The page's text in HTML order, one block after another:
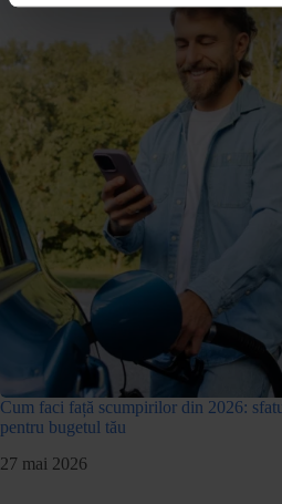
Cum faci față scumpirilor din 2026:
pentru bugetul tău
27 mai 2026